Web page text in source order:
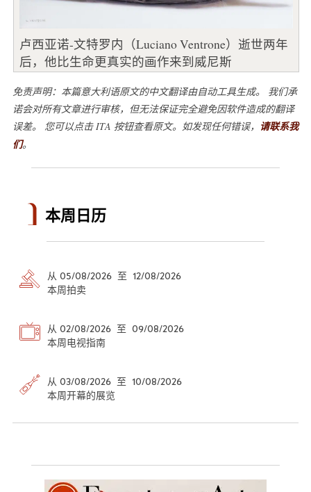
卢西亚诺-文特罗内（Luciano Ventrone）逝世两年
后，他比生命更真实的画作来到威尼斯
免责声明：本篇意大利语原文的中文翻译由自动工具生成。 我们承
诺会对所有文章进行审核，但无法保证完全避免因软件造成的翻译
误差。 您可以点击 ITA 按钮查看原文。如发现任何错误， 请联系我
们。
本周日历
从 05/08/2026 至 12/08/2026
本周拍卖
从 02/08/2026 至 09/08/2026
本周电视指南
从 03/08/2026 至 10/08/2026
本周开幕的展览